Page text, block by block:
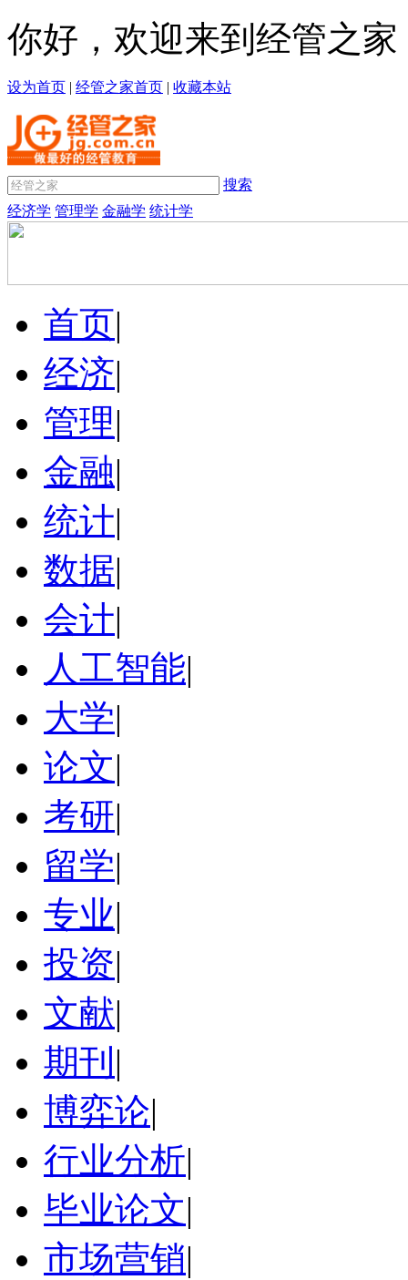
你好，欢迎来到经管之家
设为首页 | 经管之家首页 | 收藏本站
搜索
经济学 管理学 金融学 统计学
首页|
经济|
管理|
金融|
统计|
数据|
会计|
人工智能|
大学|
论文|
考研|
留学|
专业|
投资|
文献|
期刊 |
博弈论|
行业分析|
毕业论文|
市场营销|